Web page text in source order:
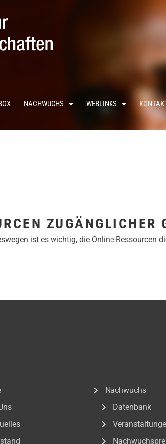
NACHWUCHS WEBLINKS
ZUGÄNGLICHER
ist es wichtig, die Online-Ressourcen
Nachwuchs
Datenbank